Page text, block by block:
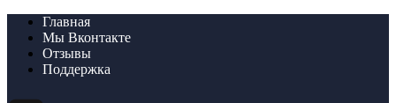
Главная
Мы Вконтакте
Отзывы
Поддержка